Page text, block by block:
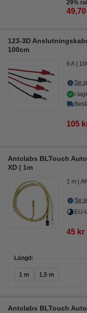
29%
123-3D
100cm
6 A
Se
i
105
Antclabs BLTouch
XD | 1m
1 m
Se
EU-
45 kr
Längd:
1 m 1,5 m
Antclabs BLTouch